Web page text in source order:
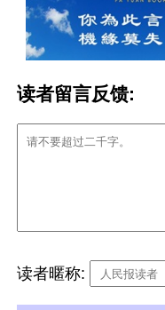
读者留言反馈:
读者暱称: